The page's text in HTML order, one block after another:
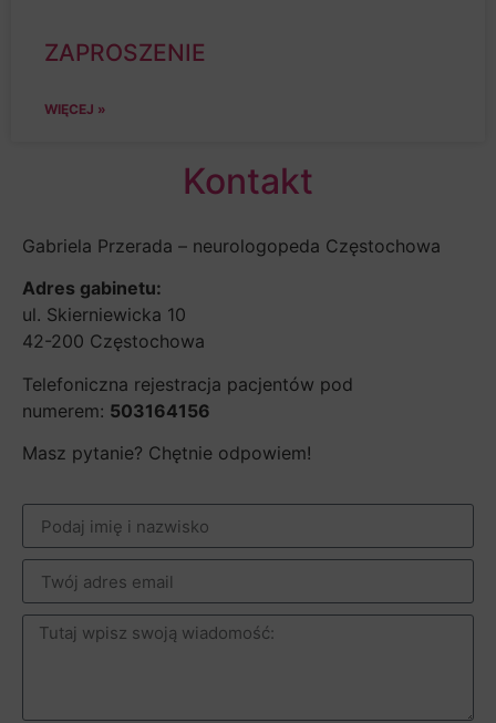
ZAPROSZENIE
WIĘCEJ »
Kontakt
Gabriela Przerada – neurologopeda Częstochowa
Adres gabinetu:
ul. Skierniewicka 10
42-200 Częstochowa
Telefoniczna rejestracja pacjentów pod
numerem: 503164156
Masz pytanie? Chętnie odpowiem!